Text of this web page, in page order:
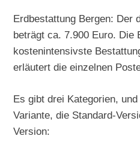
Erdbestattung Bergen: Der
beträgt ca. 7.900 Euro. Die
kostenintensivste
erläutert die einzelnen
Es gibt drei Kategorien,
Variante, die Standard-
Version: